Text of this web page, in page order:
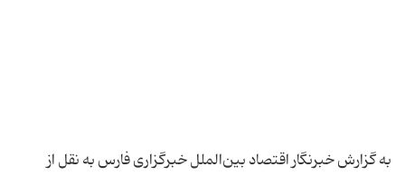
به گزارش خبرنگار اقتصاد بین‌الملل خبرگزاری فارس به نقل از